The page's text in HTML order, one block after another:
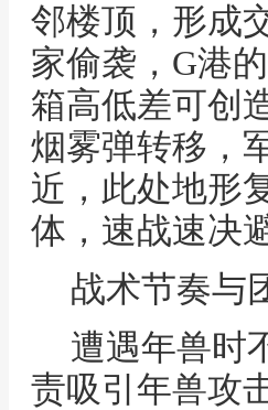
邻楼顶，形成
家偷袭，G港
箱高低差可创
烟雾弹转移，
近，此处地形
体，速战速决
战术节奏与
遭遇年兽时
责吸引年兽攻